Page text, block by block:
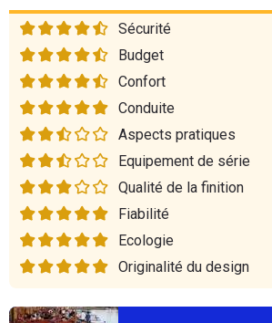
Sécurité
Budget
Confort
Conduite
Aspects pratiques
Equipement de série
Qualité de la finition
Fiabilité
Ecologie
Originalité du design